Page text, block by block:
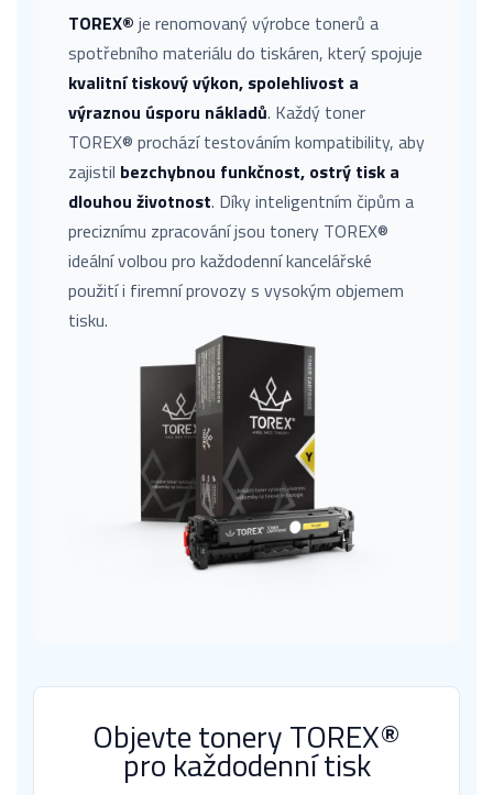
TOREX® je renomovaný výrobce tonerů a
spotřebního materiálu do tiskáren, který spojuje
kvalitní tiskový výkon, spolehlivost a
výraznou úsporu nákladů. Každý toner
TOREX® prochází testováním kompatibility, aby
zajistil bezchybnou funkčnost, ostrý tisk a
dlouhou životnost. Díky inteligentním čipům a
preciznímu zpracování jsou tonery TOREX®
ideální volbou pro každodenní kancelářské
použití i firemní provozy s vysokým objemem
tisku.
Objevte tonery TOREX®
pro každodenní tisk